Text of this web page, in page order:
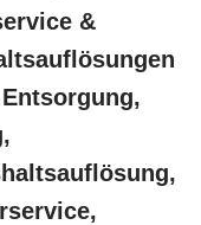
&